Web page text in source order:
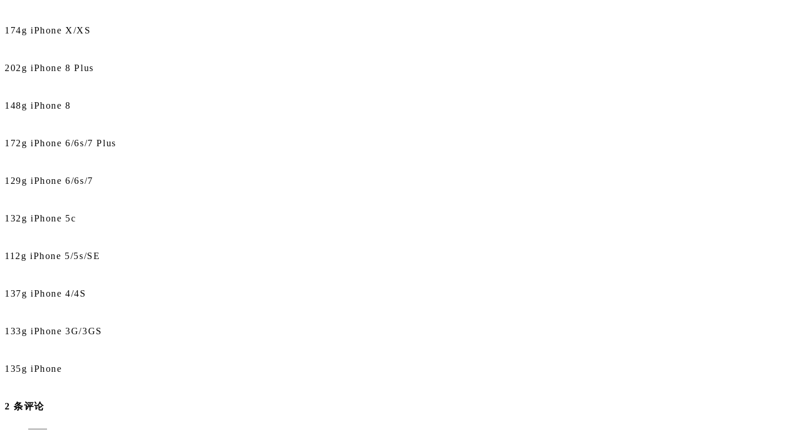
174g iPhone X/XS
202g iPhone 8 Plus
148g iPhone 8
172g iPhone 6/6s/7 Plus
129g iPhone 6/6s/7
132g iPhone 5c
112g iPhone 5/5s/SE
137g iPhone 4/4S
133g iPhone 3G/3GS
135g iPhone
2 条评论